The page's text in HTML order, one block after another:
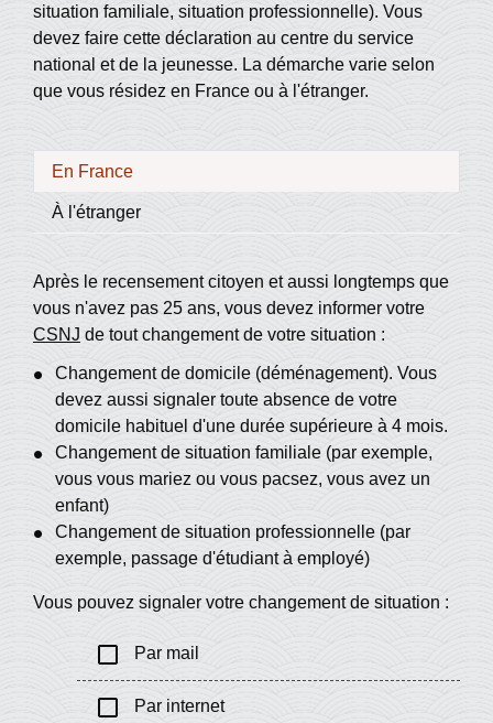
situation familiale, situation professionnelle). Vous
devez faire cette déclaration au centre du service
national et de la jeunesse. La démarche varie selon
que vous résidez en France ou à l'étranger.
En France
À l'étranger
Après le recensement citoyen et aussi longtemps que
vous n'avez pas 25 ans, vous devez informer votre
CSNJ de tout changement de votre situation :
Changement de domicile (déménagement). Vous
devez aussi signaler toute absence de votre
domicile habituel d'une durée supérieure à 4 mois.
Changement de situation familiale (par exemple,
vous vous mariez ou vous pacsez, vous avez un
enfant)
Changement de situation professionnelle (par
exemple, passage d'étudiant à employé)
Vous pouvez signaler votre changement de situation :
check_box_outline_blank Par mail
check_box_outline_blank Par internet